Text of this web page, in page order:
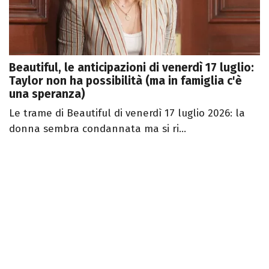
Beautiful, le anticipazioni di venerdì 17 luglio:
Taylor non ha possibilità (ma in famiglia c'è
una speranza)
Le trame di Beautiful di venerdì 17 luglio 2026: la
donna sembra condannata ma si ri...